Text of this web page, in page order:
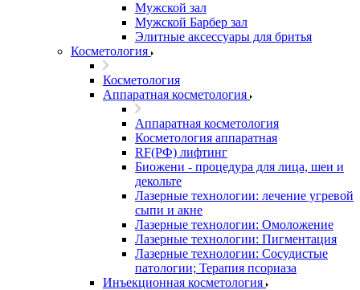
Мужской зал
Мужской Барбер зал
Элитные аксессуары для бритья
Косметология
Косметология
Аппаратная косметология
Аппаратная косметология
Косметология аппаратная
RF(РФ) лифтинг
Биожени - процедура для лица, шеи и
декольте
Лазерные технологии: лечение угревой
сыпи и акне
Лазерные технологии: Омоложение
Лазерные технологии: Пигментация
Лазерные технологии: Сосудистые
патологии; Терапия псориаза
Инъекционная косметология